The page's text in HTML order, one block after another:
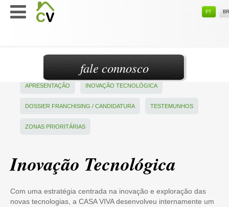
PT BR
APRESENTAÇÃO INOVAÇÃO TECNOLÓGICA
DOSSIER FRANCHISING / CANDIDATURA TESTEMUNHOS
ZONAS PRIORITÁRIAS
Inovação Tecnológica
Com uma estratégia centrada na inovação e exploração das
novas tecnologias, a CASA VIVA desenvolveu internamente um
fale connosco